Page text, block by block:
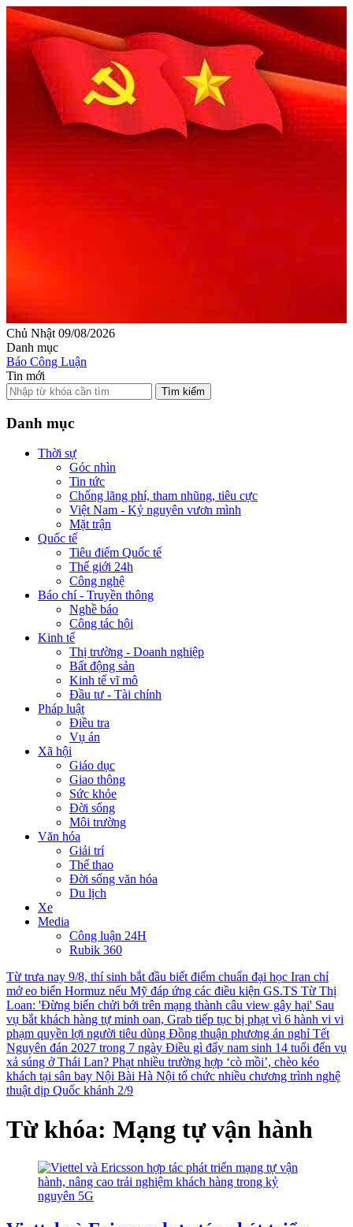
Chủ Nhật 09/08/2026
Danh mục
Báo Công Luận
Tin mới
Tìm kiếm
Danh mục
Thời sự
Góc nhìn
Tin tức
Chống lãng phí, tham nhũng, tiêu cực
Việt Nam - Kỷ nguyên vươn mình
Mặt trận
Quốc tế
Tiêu điểm Quốc tế
Thế giới 24h
Công nghệ
Báo chí - Truyền thông
Nghề báo
Công tác hội
Kinh tế
Thị trường - Doanh nghiệp
Bất động sản
Kinh tế vĩ mô
Đầu tư - Tài chính
Pháp luật
Điều tra
Vụ án
Xã hội
Giáo dục
Giao thông
Sức khỏe
Đời sống
Môi trường
Văn hóa
Giải trí
Thể thao
Đời sống văn hóa
Du lịch
Xe
Media
Công luận 24H
Rubik 360
Từ trưa nay 9/8, thí sinh bắt đầu biết điểm chuẩn đại học Iran chỉ
mở eo biển Hormuz nếu Mỹ đáp ứng các điều kiện GS.TS Từ Thị
Loan: 'Đừng biến chửi bới trên mạng thành câu view gây hại' Sau
vụ bắt khách hàng tự minh oan, Grab tiếp tục bị phạt vì 6 hành vi vi
phạm quyền lợi người tiêu dùng Đồng thuận phương án nghỉ Tết
Nguyên đán 2027 trong 7 ngày Điều gì đẩy nam sinh 14 tuổi đến vụ
xả súng ở Thái Lan? Phạt nhiều trường hợp ‘cò mồi’, chèo kéo
khách tại sân bay Nội Bài Hà Nội tổ chức nhiều chương trình nghệ
thuật dịp Quốc khánh 2/9
Từ khóa: Mạng tự vận hành